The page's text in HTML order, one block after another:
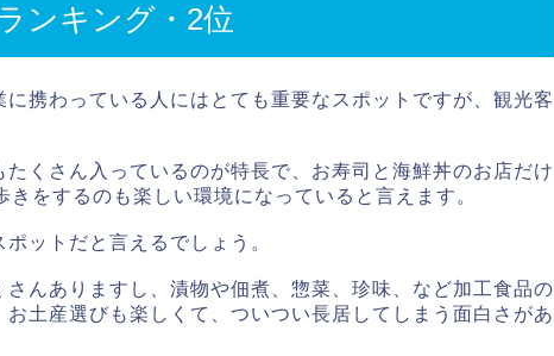
ンキング・2位
携わっている人にはとても重要なスポットですが、観光客
くさん入っているのが特長で、お寿司と海鮮丼のお店だけ
をするのも楽しい環境になっていると言えます。
ットだと言えるでしょう。
さんありますし、漬物や佃煮、惣菜、珍味、など加工食品の
土産選びも楽しくて、ついつい長居してしまう面白さがあ